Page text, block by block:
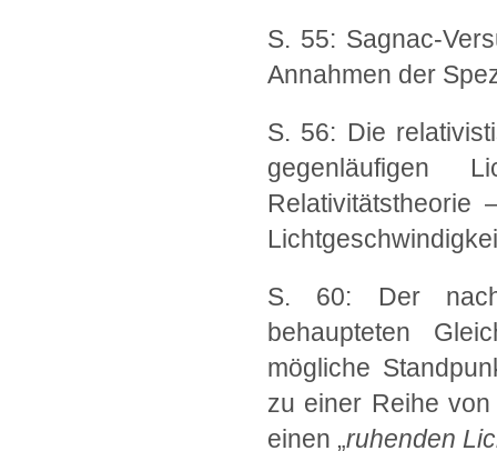
S. 55: Sagnac-
Annahmen der
S. 56: Die
gegenläufigen
Relativitätstheorie
S. 60: Der nach
behaupteten
mögliche
zu einer Reihe
einen „ruhenden